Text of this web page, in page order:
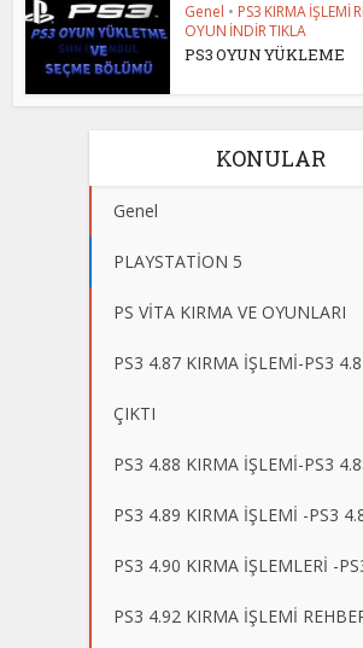
Genel • PS3 KIRMA İŞLEMİ
OYUN İNDİR TIKLA
PS3 OYUN YÜKLEME
KONULAR
Genel
PLAYSTATİON 5
PS VİTA KIRMA VE OYUNLARI
PS3 4.87 KIRMA İŞLEMİ-PS3
ÇIKTI
PS3 4.88 KIRMA İŞLEMİ-PS3
PS3 4.89 KIRMA İŞLEMİ -PS3
PS3 4.90 KIRMA İŞLEMLERİ -
PS3 4.92 KIRMA İŞLEMİ